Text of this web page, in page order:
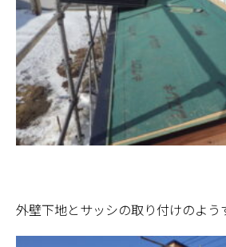
外壁下地とサッシの取り付けのよう